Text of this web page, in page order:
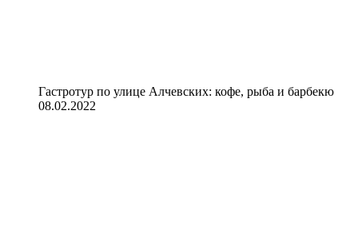
Гастротур по улице Алчевских: кофе, рыба и барбекю
08.02.2022